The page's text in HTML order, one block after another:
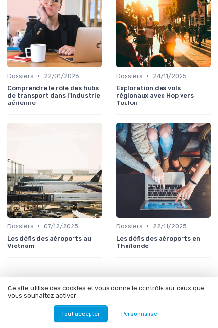
Dossiers •
22/01/2026
Comprendre le rôle des hubs
de transport dans l'industrie
aérienne
Dossiers •
24/11/2025
Exploration des vols
régionaux avec Hop vers
Toulon
Dossiers • 07/12/2025
Les défis des aéroports au
Vietnam
Dossiers •
22/11/2025
Les défis des aéroports en
Thaïlande
Les articles par date
Novembre 2023
Ce site utilise des cookies et vous donne le contrôle sur ceux que
vous souhaitez activer
Tout accepter Personnaliser